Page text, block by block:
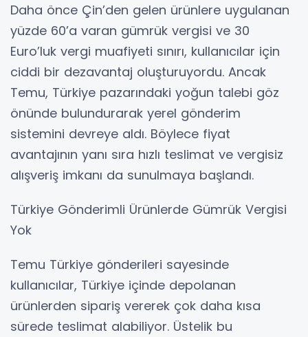
Daha önce Çin’den gelen ürünlere uygulanan
yüzde 60’a varan gümrük vergisi ve 30
Euro’luk vergi muafiyeti sınırı, kullanıcılar için
ciddi bir dezavantaj oluşturuyordu. Ancak
Temu, Türkiye pazarındaki yoğun talebi göz
önünde bulundurarak yerel gönderim
sistemini devreye aldı. Böylece fiyat
avantajının yanı sıra hızlı teslimat ve vergisiz
alışveriş imkanı da sunulmaya başlandı.
Türkiye Gönderimli Ürünlerde Gümrük Vergisi
Yok
Temu Türkiye gönderileri sayesinde
kullanıcılar, Türkiye içinde depolanan
ürünlerden sipariş vererek çok daha kısa
sürede teslimat alabiliyor. Üstelik bu